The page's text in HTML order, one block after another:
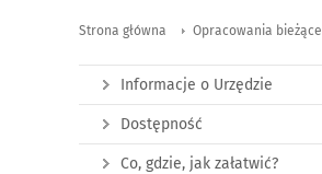
Strona główna Opracowania bieżące
Informacje o Urzędzie
Dostępność
Co, gdzie, jak załatwić?